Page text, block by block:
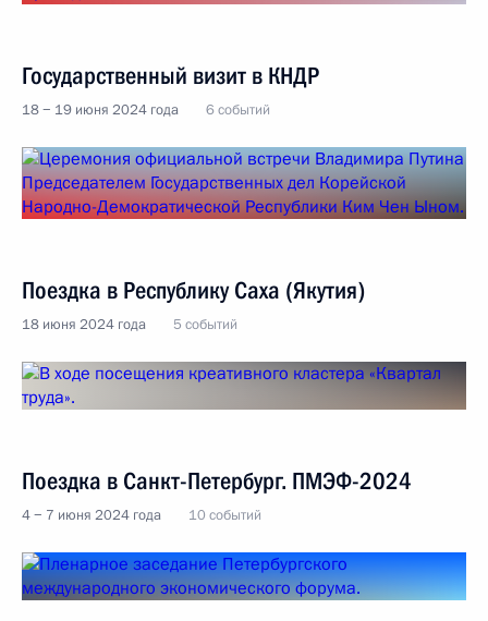
Государственный визит в КНДР
18 − 19 июня 2024 года 6 событий
Поездка в Республику Саха (Якутия)
18 июня 2024 года 5 событий
Поездка в Санкт-Петербург. ПМЭФ-2024
4 − 7 июня 2024 года 10 событий